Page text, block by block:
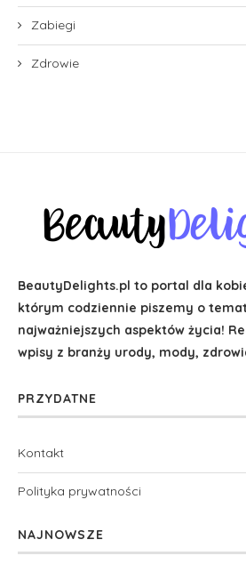
Zabiegi
Zdrowie
BeautyDelights.pl to portal dla
którym codziennie piszemy o
najważniejszych aspektów życia!
wpisy z branży urody, mody,
PRZYDATNE
Kontakt
Polityka prywatności
NAJNOWSZE